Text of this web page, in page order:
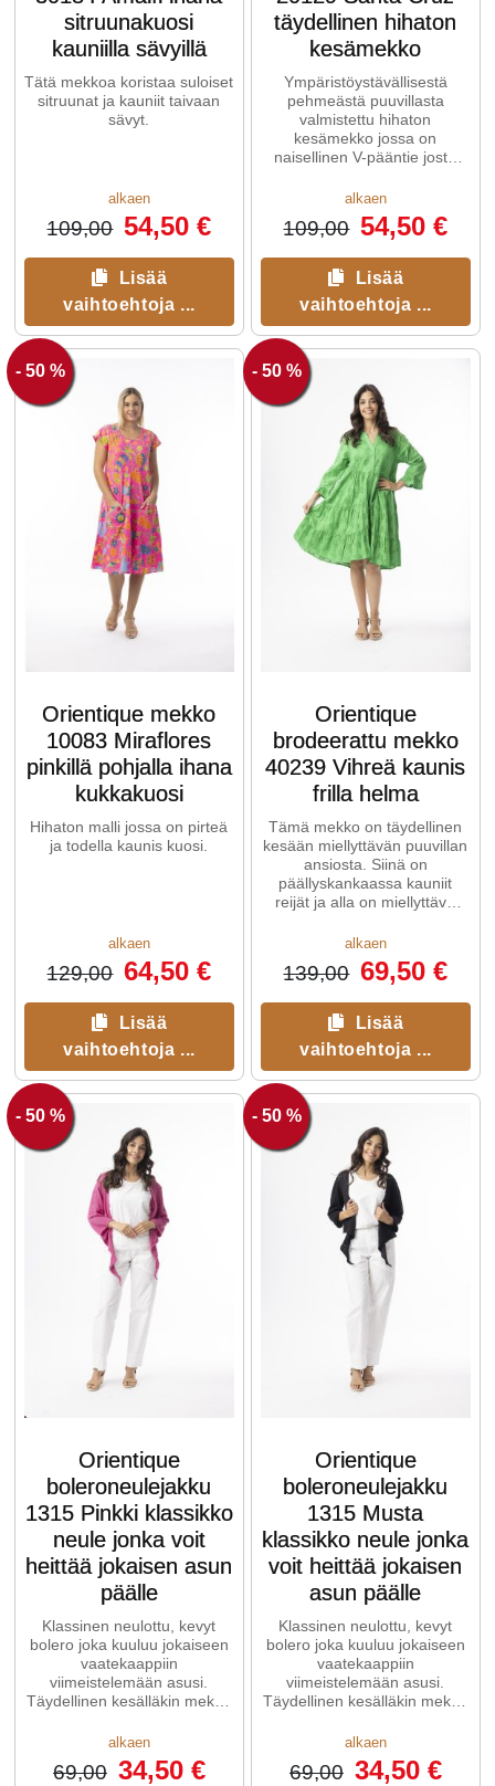
sitruunakuosi
kauniilla sävyillä
Tätä mekkoa koristaa suloiset
sitruunat ja kauniit taivaan
sävyt.
alkaen
109,00 54,50 €
Lisää
vaihtoehtoja ...
täydellinen hihaton
kesämekko
Ympäristöystävällisestä
pehmeästä puuvillasta
valmistettu hihaton
kesämekko jossa on
naisellinen V-pääntie josta
edessä.
alkaen
109,00 54,50 €
Lisää
vaihtoehtoja ...
Orientique mekko
10083 Miraflores
pinkillä pohjalla ihana
kukkakuosi
Hihaton malli jossa on pirteä
ja todella kaunis kuosi.
alkaen
129,00 64,50 €
- 50 %
Lisää
vaihtoehtoja ...
Orientique
brodeerattu mekko
40239 Vihreä kaunis
frilla helma
Tämä mekko on täydellinen
kesään miellyttävän puuvillan
ansiosta. Siinä on
päällyskankaassa kauniit
reijät ja alla on miellyttävä
alkaen
139,00 69,50 €
- 50 %
Lisää
vaihtoehtoja ...
Orientique
boleroneulejakku
1315 Pinkki klassikko
neule jonka voit
heittää jokaisen asun
päälle
Klassinen neulottu, kevyt
bolero joka kuuluu jokaiseen
vaatekaappiin
viimeistelemään asusi.
Täydellinen kesälläkin mekon
kaipaa hihoja.
alkaen
69,00 34,50 €
- 50 %
Orientique
boleroneulejakku
1315 Musta
klassikko neule jonka
voit heittää jokaisen
asun päälle
Klassinen neulottu, kevyt
bolero joka kuuluu jokaiseen
vaatekaappiin
viimeistelemään asusi.
Täydellinen kesälläkin mekon
kaipaa hihoja.
alkaen
69,00 34,50 €
- 50 %